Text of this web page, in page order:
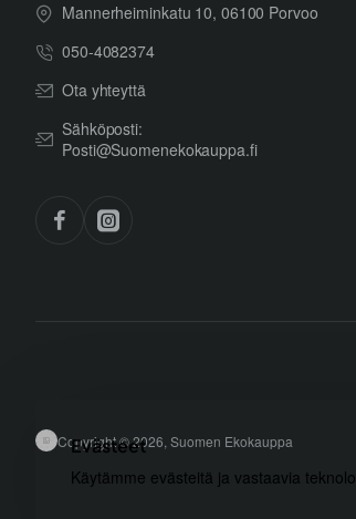
Evästeet
Käytämme evästeitä ja vastaavia
Mannerheiminkatu 10, 06100 Porvoo
050-4082374
Ota yhteyttä
Sähköposti:
Posti@Suomenekokauppa.fi
Copyright © 2026, Suomen Ekokauppa